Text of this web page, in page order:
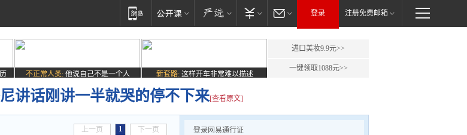
登录 注册免费邮箱
不正常人类: 他说自己不是一个人 新套路: 这样开车非常难以描述
进口美妆9.9元>>
一键领取1088元>>
讲话刚讲一半就哭的停不下来[查看原文]
上一页 1 下一页 登录网易通行证